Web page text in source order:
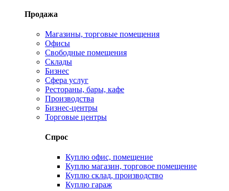
Продажа
Магазины, торговые помещения
Офисы
Свободные помещения
Склады
Бизнес
Сфера услуг
Рестораны, бары, кафе
Производства
Бизнес-центры
Торговые центры
Спрос
Куплю офис, помещение
Куплю магазин, торговое помещение
Куплю склад, производство
Куплю гараж